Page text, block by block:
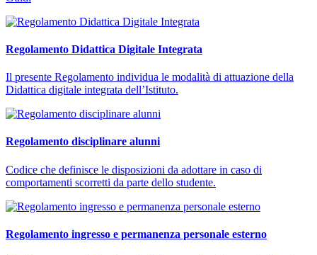
Regolamento Didattica Digitale Integrata
Il presente Regolamento individua le modalità di attuazione della
Didattica digitale integrata dell’Istituto.
Regolamento disciplinare alunni
Codice che definisce le disposizioni da adottare in caso di
comportamenti scorretti da parte dello studente.
Regolamento ingresso e permanenza personale esterno